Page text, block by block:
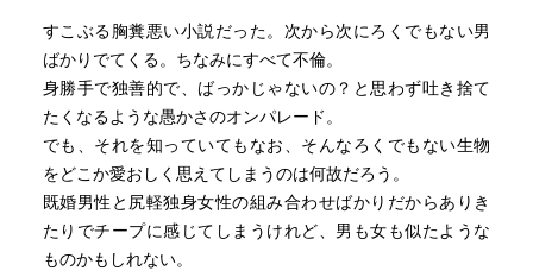
すこぶる胸糞悪い小説だった。次から次にろくでもない男
ばかりでてくる。ちなみにすべて不倫。
身勝手で独善的で、ばっかじゃないの？と思わず吐き捨て
たくなるような愚かさのオンパレード。
でも、それを知っていてもなお、そんなろくでもない生物
をどこか愛おしく思えてしまうのは何故だろう。
既婚男性と尻軽独身女性の組み合わせばかりだからありき
たりでチープに感じてしまうけれど、男も女も似たような
ものかもしれない。